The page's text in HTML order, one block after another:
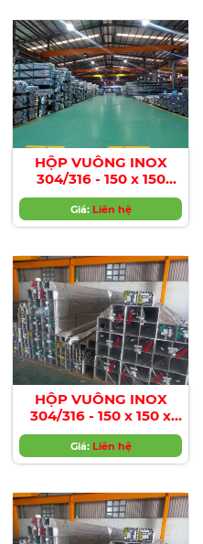
HỘP VUÔNG INOX
304/316 - 150 x 150
x4.0MM
Giá: Liên hệ
HỘP VUÔNG INOX
304/316 - 150 x 150 x
6.0MM
Giá: Liên hệ